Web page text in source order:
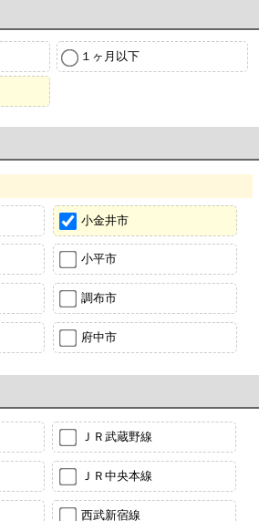
１ヶ月以下
小金井市
小平市
調布市
府中市
ＪＲ武蔵野線
ＪＲ中央本線
西武新宿線